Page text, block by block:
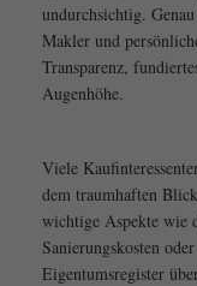
undurchsichtig.
Makler und
Transparenz,
Augenhöhe.
Viele
dem traumhaften
wichtige Aspekte wie
Sanierungskosten
Eigentumsregister